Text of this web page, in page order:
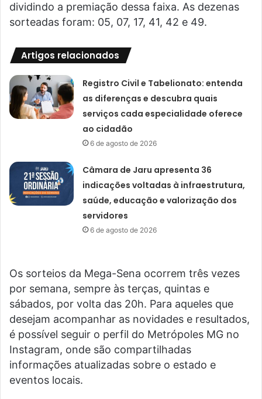
dividindo a premiação dessa faixa. As dezenas
sorteadas foram: 05, 07, 17, 41, 42 e 49.
Artigos relacionados
Registro Civil e Tabelionato: entenda
as diferenças e descubra quais
serviços cada especialidade oferece
ao cidadão
6 de agosto de 2026
Câmara de Jaru apresenta 36
indicações voltadas à infraestrutura,
saúde, educação e valorização dos
servidores
6 de agosto de 2026
Os sorteios da Mega-Sena ocorrem três vezes
por semana, sempre às terças, quintas e
sábados, por volta das 20h. Para aqueles que
desejam acompanhar as novidades e resultados,
é possível seguir o perfil do Metrópoles MG no
Instagram, onde são compartilhadas
informações atualizadas sobre o estado e
eventos locais.